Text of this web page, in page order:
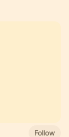
Follow